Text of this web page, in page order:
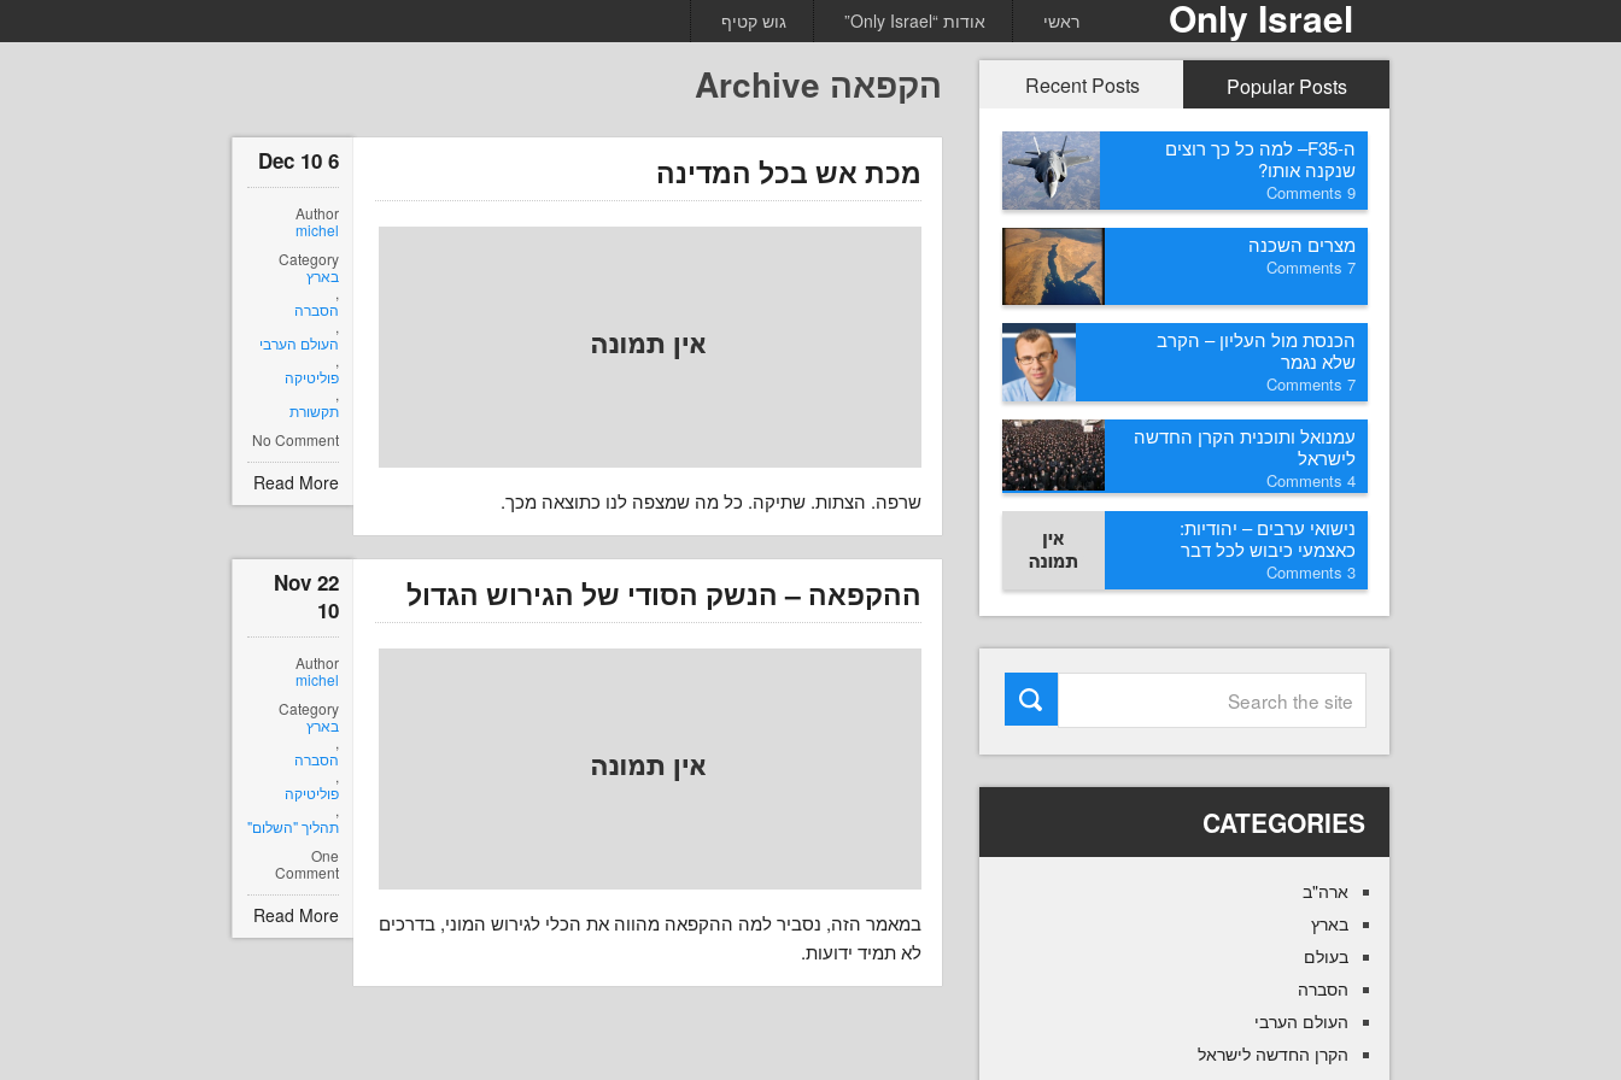
ראשי אודות “Only Israel” גוש קטיף Only Israel
הקפאה Archive
מכת אש בכל המדינה
שרפה. הצתות. שתיקה. כל מה שמצפה לנו כתוצאה מכך.
6 Dec 10
Author
michel
Category
בארץ
,
הסברה
,
העולם הערבי
,
פוליטיקה
,
תקשורת
No Comment
Read More
ההקפאה – הנשק הסודי של הגירוש הגדול
במאמר הזה, נסביר למה ההקפאה מהווה את הכלי לגירוש המוני, בדרכים
לא תמיד ידועות.
22 Nov
10
Author
michel
Category
בארץ
,
הסברה
,
פוליטיקה
,
תהליך "השלום"
One
Comment
Read More
Popular Posts
Recent Posts
ה-F35– למה כל כך רוצים
שנקנה אותו?
9
מצרים השכנה
7
הכנסת מול העליון – הקרב
שלא נגמר
7
עמנואל ותוכנית הקרן החדשה
לישראל
4
נישואי ערבים – יהודיות:
כאצמעי כיבוש לכל דבר
3
CATEGORIES
ארה"ב
בארץ
בעולם
הסברה
העולם הערבי
הקרן החדשה לישראל